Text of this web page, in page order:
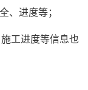
、进度等；
工进度等信息也